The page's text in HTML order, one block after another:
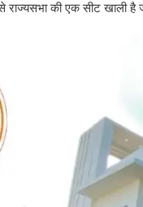
की एक सीट खाली है